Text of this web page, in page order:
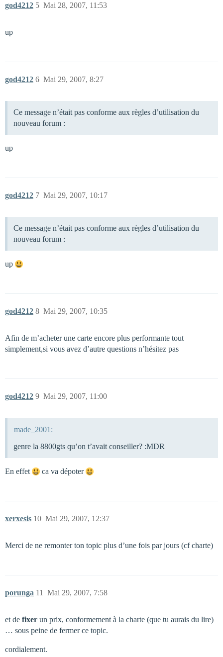
god4212 Mai 28, 2007, 11:53
5
up
god4212 Mai 29, 2007, 8:27
6
Ce message n’était pas conforme aux règles d’utilisation du
nouveau forum :
up
god4212 Mai 29, 2007, 10:17
7
Ce message n’était pas conforme aux règles d’utilisation du
nouveau forum :
up
god4212 Mai 29, 2007, 10:35
8
Afin de m’acheter une carte encore plus performante tout
simplement,si vous avez d’autre questions n’hésitez pas
god4212 Mai 29, 2007, 11:00
9
made_2001:
genre la 8800gts qu’on t’avait conseiller? :MDR
En effet ca va dépoter
xerxesis Mai 29, 2007, 12:37
10
Merci de ne remonter ton topic plus d’une fois par jours (cf charte)
porunga Mai 29, 2007, 7:58
11
et de fixer un prix, conformement à la charte (que tu aurais du lire)
… sous peine de fermer ce topic.
cordialement.